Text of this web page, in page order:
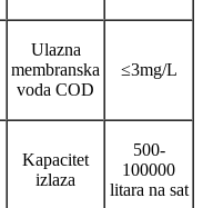
Ulazna
membranska
voda COD
≤3mg/L
Kapacitet
izlaza
500-
100000
litara na sat